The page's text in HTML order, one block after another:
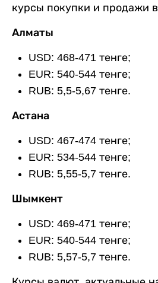
курсы покупки и продажи
Алматы
USD: 468-471 тенге;
EUR: 540-544 тенге;
RUB: 5,5-5,67 тенге.
Астана
USD: 467-474 тенге;
EUR: 534-544 тенге;
RUB: 5,55-5,7 тенге.
Шымкент
USD: 469-471 тенге;
EUR: 540-544 тенге;
RUB: 5,57-5,7 тенге.